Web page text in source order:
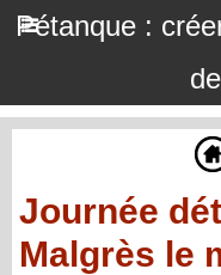
Pétanque :
Journée
Malgrès le